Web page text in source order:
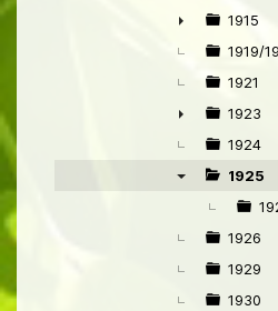
►
►
1915
1919/
1921
►
1923
1924
1925
1926
1929
1930